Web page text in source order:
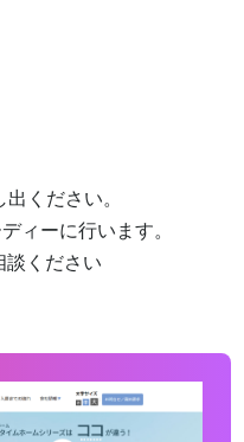
ください。
ィーに行います。
ください